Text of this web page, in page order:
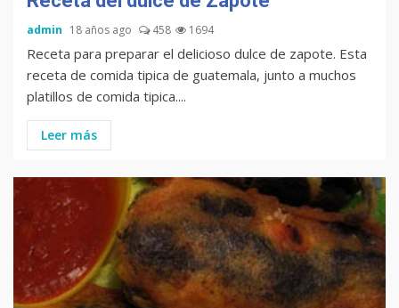
admin 18 años ago 458 1694
Receta para preparar el delicioso dulce de zapote. Esta
receta de comida tipica de guatemala, junto a muchos
platillos de comida tipica....
Leer más